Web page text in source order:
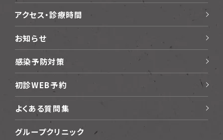
アクセス・診療時間
お知らせ
感染予防対策
初診WEB予約
よくある質問集
グループクリニック